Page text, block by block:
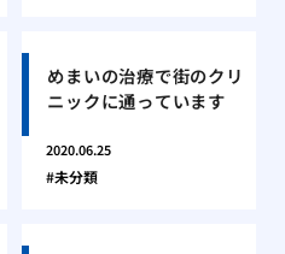
めまいの治療で街のクリ
ニックに通っています
2020.06.25
未分類